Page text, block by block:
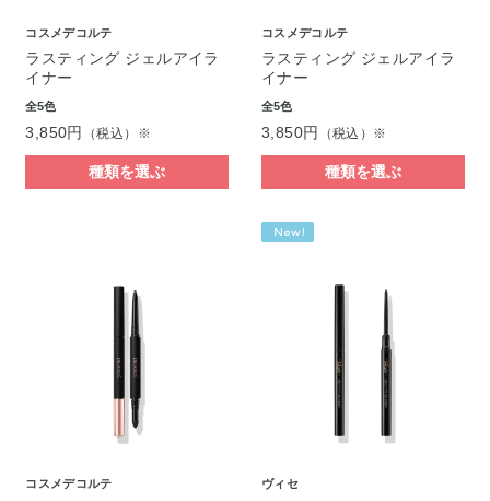
コスメデコルテ
ラスティング ジェルアイラ
イナー
全5色
3,850円 （税込）※
種類を選ぶ
コスメデコルテ
ラスティング ジェルアイラ
イナー
全5色
3,850円 （税込）※
種類を選ぶ
コスメデコルテ ヴィセ